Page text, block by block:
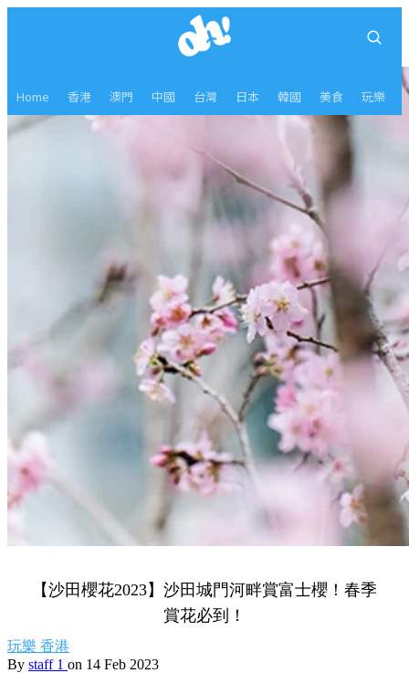
Home 香港 澳門 中國 台灣 日本 韓國 美食 玩樂
【沙田櫻花2023】沙田城門河畔賞富士櫻！春季
賞花必到！
玩樂 香港
By staff 1 on 14 Feb 2023